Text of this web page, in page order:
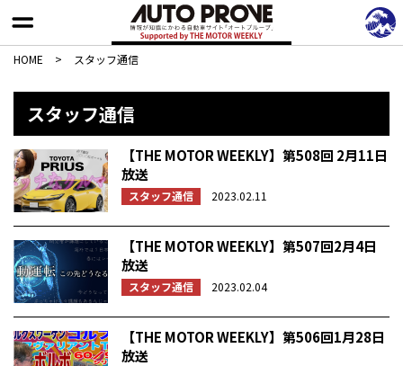
HOME > スタッフ通信
スタッフ通信
【THE MOTOR WEEKLY】第508回 2月11日
放送
スタッフ通信 2023.02.11
【THE MOTOR WEEKLY】第507回2月4日
放送
スタッフ通信 2023.02.04
【THE MOTOR WEEKLY】第506回1月28日
放送